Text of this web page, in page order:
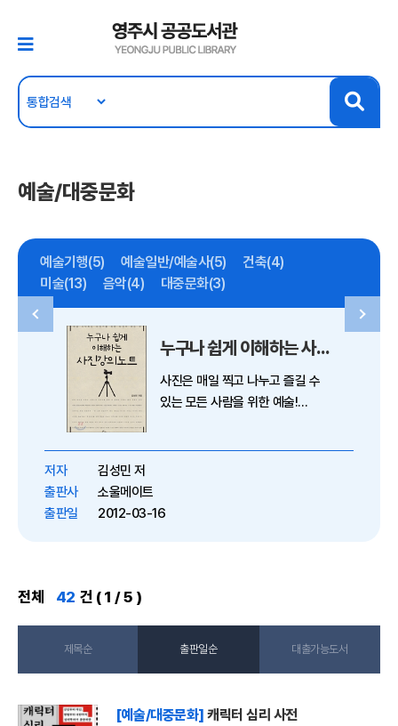
예술/대중문화
예술기행(5) 예술일반/예술사(5)
건축(4)
미술(13)
음악(4) 대중문화(3)
누구나 쉽게 이해하는 사진강의노트
사진은 매일 찍고 나누고 즐길 수
있는 모든 사람을 위한 예술!
저자
김성민 저
출판사
소울메이트
출판일
2012-03-16
전체 42 건 ( 1 / 5 )
제목순 출판일순 대출가능도서
[예술/대중문화] 캐릭터 심리 사전